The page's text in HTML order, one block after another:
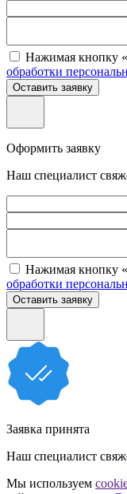
Нажимая кнопку
обработки
Оставить заявку
Оформить заявку
Наш специалист
Нажимая кнопку
обработки
Оставить заявку
Заявка принята
Наш специалист
Мы используем